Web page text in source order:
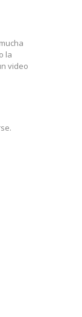
la
video